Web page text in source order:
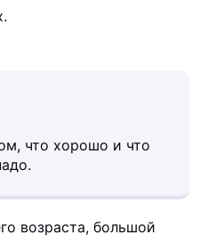
что хорошо и что
возраста, большой